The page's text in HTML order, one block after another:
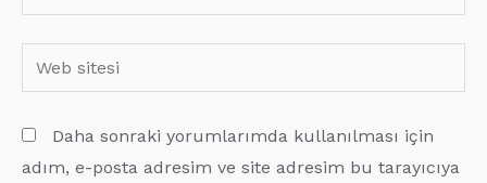
Posta*
sitesi
Daha sonraki yorumlarımda kullanılması için
adım, e-posta adresim ve site adresim bu tarayıcıya